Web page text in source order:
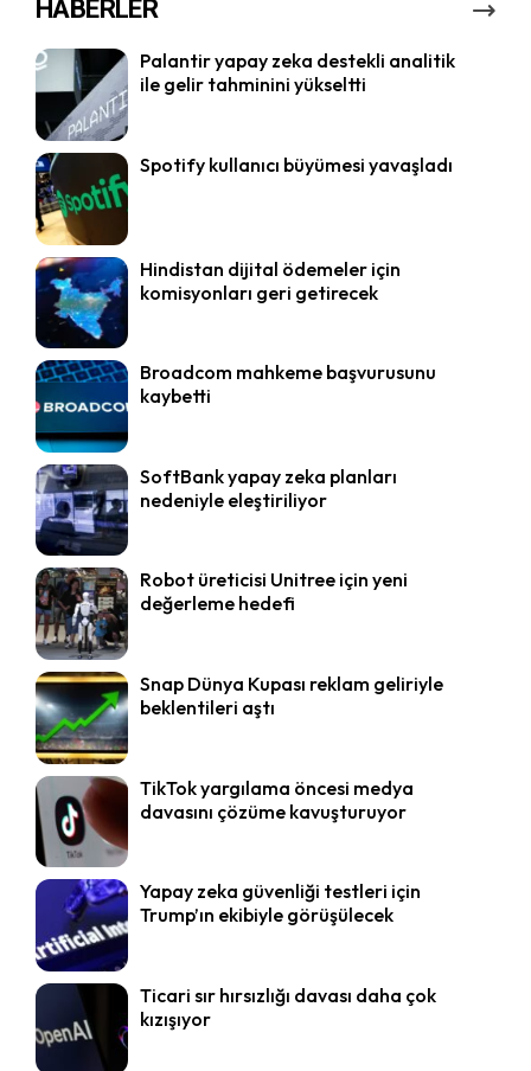
HABERLER
Palantir yapay zeka destekli analitik
ile gelir tahminini yükseltti
Spotify kullanıcı büyümesi yavaşladı
Hindistan dijital ödemeler için
komisyonları geri getirecek
Broadcom mahkeme başvurusunu
kaybetti
SoftBank yapay zeka planları
nedeniyle eleştiriliyor
Robot üreticisi Unitree için yeni
değerleme hedefi
Snap Dünya Kupası reklam geliriyle
beklentileri aştı
TikTok yargılama öncesi medya
davasını çözüme kavuşturuyor
Yapay zeka güvenliği testleri için
Trump’ın ekibiyle görüşülecek
Ticari sır hırsızlığı davası daha çok
kızışıyor